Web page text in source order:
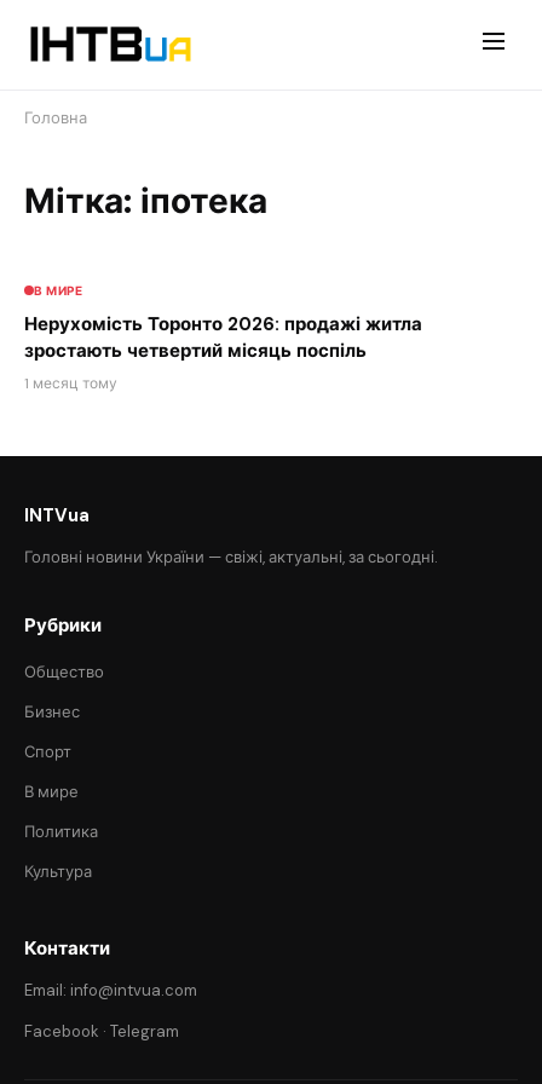
Головна
Мітка: іпотека
В МИРЕ
Нерухомість Торонто 2026: продажі житла
зростають четвертий місяць поспіль
1 месяц тому
INTVua
Головні новини України — свіжі, актуальні, за сьогодні.
Рубрики
Общество
Бизнес
Спорт
В мире
Политика
Культура
Контакти
Email: info@intvua.com
Facebook · Telegram